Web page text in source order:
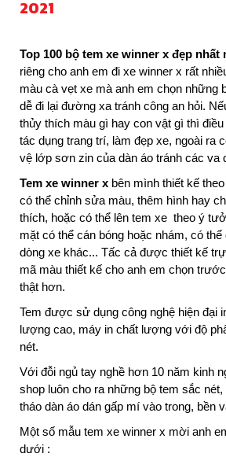
2021
Top 100 bộ tem xe winner x đẹp nhất
riêng cho anh em đi xe winner x rất
màu cà vẹt xe mà anh em chọn những
dễ đi lại đường xa tránh công an hỏi.
thủy thích màu gì hay con vật gì thì
tác dụng trang trí, làm đẹp xe, ngoài ra
vệ lớp sơn zin của dàn áo tránh các va
Tem xe winner x bên mình thiết kế
có thể chỉnh sửa màu, thêm hình hay
thích, hoặc có thể lên tem xe theo ý
mặt có thể cán bóng hoặc nhám, có thể
dòng xe khác... Tấc cả được thiết kế
mã màu thiết kế cho anh em chọn
thật hơn.
Tem được sử dụng công nghệ hiện đại
lượng cao, máy in chất lượng với độ
nét.
Với đỗi ngủ tay nghề hơn 10 năm kinh
shop luôn cho ra những bộ tem sắc
tháo dàn áo dán gấp mí vào trong, bền
Một số mẫu tem xe winner x mời anh
dưới :